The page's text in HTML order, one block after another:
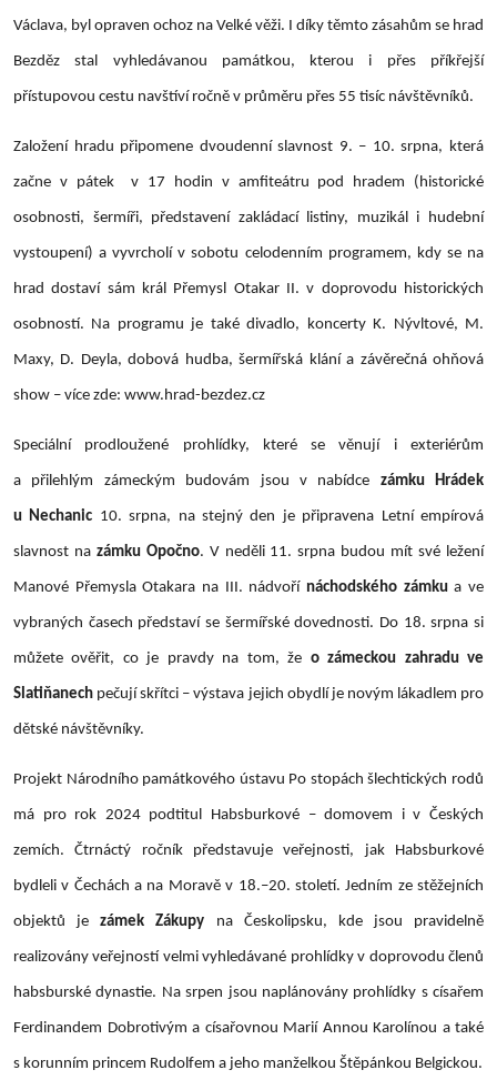
Václava, byl opraven ochoz na Velké věži. I díky těmto zásahům se hrad
Bezděz stal vyhledávanou památkou, kterou i přes příkřejší
přístupovou cestu navštíví ročně v průměru přes 55 tisíc návštěvníků.
Založení hradu připomene dvoudenní slavnost 9. – 10. srpna, která
začne v pátek v 17 hodin v amfiteátru pod hradem (historické
osobnosti, šermíři, představení zakládací listiny, muzikál i hudební
vystoupení) a vyvrcholí v sobotu celodenním programem, kdy se na
hrad dostaví sám král Přemysl Otakar II. v doprovodu historických
osobností. Na programu je také divadlo, koncerty K. Nývltové, M.
Maxy, D. Deyla, dobová hudba, šermířská klání a závěrečná ohňová
show – více zde: www.hrad-bezdez.cz
Speciální prodloužené prohlídky, které se věnují i exteriérům
a přilehlým zámeckým budovám jsou v nabídce zámku Hrádek
u Nechanic 10. srpna, na stejný den je připravena Letní empírová
slavnost na zámku Opočno. V neděli 11. srpna budou mít své ležení
Manové Přemysla Otakara na III. nádvoří náchodského zámkua ve
vybraných časech představí se šermířské dovednosti. Do 18. srpna si
můžete ověřit, co je pravdy na tom, že o zámeckou zahradu ve
Slatiňanech pečují skřítci – výstava jejich obydlí je novým lákadlem pro
dětské návštěvníky.
Projekt Národního památkového ústavu Po stopách šlechtických rodů
má pro rok 2024 podtitul Habsburkové – domovem i v Českých
zemích. Čtrnáctý ročník představuje veřejnosti, jak Habsburkové
bydleli v Čechách a na Moravě v 18.–20. století. Jedním ze stěžejních
objektů jezámek Zákupy na Českolipsku, kde jsou pravidelně
realizovány veřejností velmi vyhledávané prohlídky v doprovodu členů
habsburské dynastie. Na srpen jsou naplánovány prohlídky s císařem
Ferdinandem Dobrotivým a císařovnou Marií Annou Karolínou a také
s korunním princem Rudolfem a jeho manželkou Štěpánkou Belgickou.